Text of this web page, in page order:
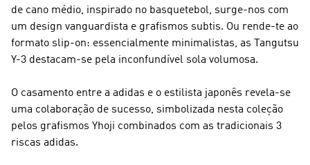
de cano médio, inspirado no basquetebol, surge-nos com
um design vanguardista e grafismos subtis. Ou rende-te ao
formato slip-on: essencialmente minimalistas, as Tangutsu
Y-3 destacam-se pela inconfundível sola volumosa.
O casamento entre a adidas e o estilista japonês revela-se
uma colaboração de sucesso, simbolizada nesta coleção
pelos grafismos Yhoji combinados com as tradicionais 3
riscas adidas.